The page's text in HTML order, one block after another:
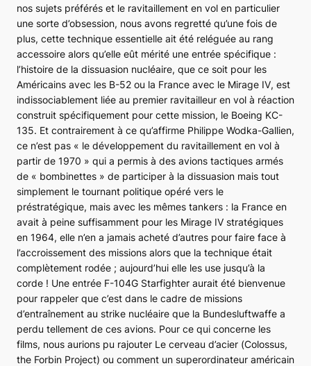
nos sujets préférés et le ravitaillement en vol en particulier
une sorte d’obsession, nous avons regretté qu’une fois de
plus, cette technique essentielle ait été reléguée au rang
accessoire alors qu’elle eût mérité une entrée spécifique :
l’histoire de la dissuasion nucléaire, que ce soit pour les
Américains avec les B-52 ou la France avec le Mirage IV, est
indissociablement liée au premier ravitailleur en vol à réaction
construit spécifiquement pour cette mission, le Boeing KC-
135. Et contrairement à ce qu’affirme Philippe Wodka-Gallien,
ce n’est pas « le développement du ravitaillement en vol à
partir de 1970 » qui a permis à des avions tactiques armés
de « bombinettes » de participer à la dissuasion mais tout
simplement le tournant politique opéré vers le
préstratégique, mais avec les mêmes tankers : la France en
avait à peine suffisamment pour les Mirage IV stratégiques
en 1964, elle n’en a jamais acheté d’autres pour faire face à
l’accroissement des missions alors que la technique était
complètement rodée ; aujourd’hui elle les use jusqu’à la
corde ! Une entrée F-104G Starfighter aurait été bienvenue
pour rappeler que c’est dans le cadre de missions
d’entraînement au strike nucléaire que la Bundesluftwaffe a
perdu tellement de ces avions. Pour ce qui concerne les
films, nous aurions pu rajouter Le cerveau d’acier (Colossus,
the Forbin Project) ou comment un superordinateur américain